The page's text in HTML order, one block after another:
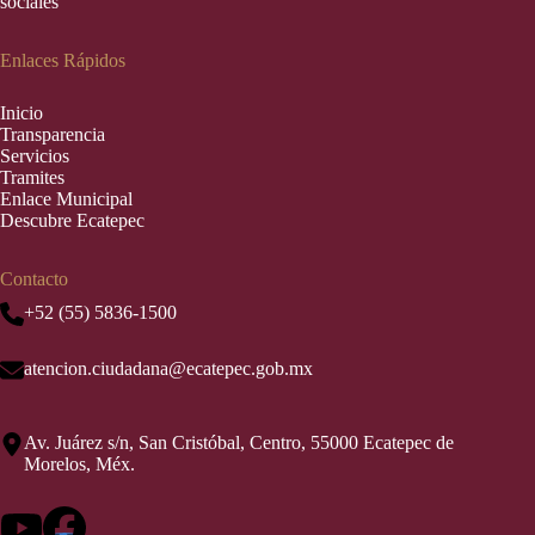
Enlaces Rápidos
Inicio
Transparencia
Servicios
Tramites
Enlace Municipal
Descubre Ecatepec
Contacto
+52 (55) 5836-1500
atencion.ciudadana@ecatepec.gob.mx
Av. Juárez s/n, San Cristóbal, Centro, 55000 Ecatepec de
Morelos, Méx.